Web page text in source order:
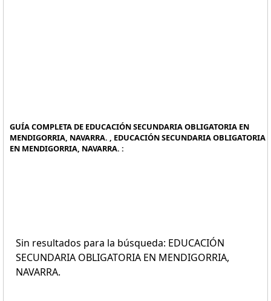
GUÍA COMPLETA DE EDUCACIÓN SECUNDARIA OBLIGATORIA EN
MENDIGORRIA, NAVARRA. , EDUCACIÓN SECUNDARIA OBLIGATORIA
EN MENDIGORRIA, NAVARRA. :
Sin resultados para la búsqueda: EDUCACIÓN
SECUNDARIA OBLIGATORIA EN MENDIGORRIA,
NAVARRA.